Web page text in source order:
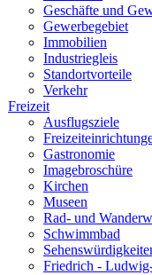
Geschäfte und
Gewerbegebiet
Immobilien
Industriegleis
Standortvorteile
Verkehr
Freizeit
Ausflugsziele
Gastronomie
Imagebroschüre
Kirchen
Museen
Rad- und
Schwimmbad
Friedrich -